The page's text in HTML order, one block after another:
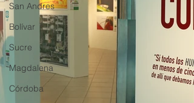
San Andres
Bolívar
Sucre
Magdalena
Córdoba